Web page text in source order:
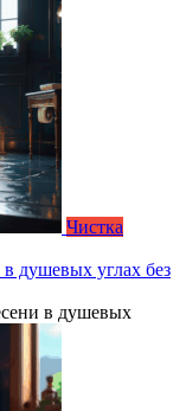
Чистка
душевых углах без
в душевых